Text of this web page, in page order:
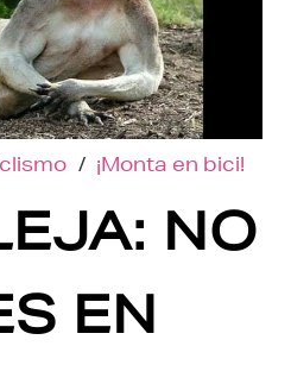
/ ¡Monta en bici!
NO
EN